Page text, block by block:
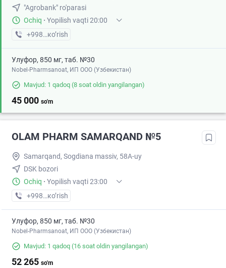
"Agrobank" ro'parasi
Ochiq · Yopilish vaqti 20:00
+998 (99) XXX-XX-XX
кo’rish
Улуфор, 850 мг, таб. №30
Nobel-Pharmsanoat, ИП ООО (Узбекистан)
Mavjud: 1 qadoq (8 soat oldin yangilangan)
45 000 so'm
OLAM PHARM SAMARQAND №5
Samarqand, Sogdiana massiv, 58A-uy
DSK bozori
Ochiq · Yopilish vaqti 23:00
+998 (95) XXX-XX-XX
кo’rish
Улуфор, 850 мг, таб. №30
Nobel-Pharmsanoat, ИП ООО (Узбекистан)
Mavjud: 1 qadoq (16 soat oldin yangilangan)
52 265 so'm